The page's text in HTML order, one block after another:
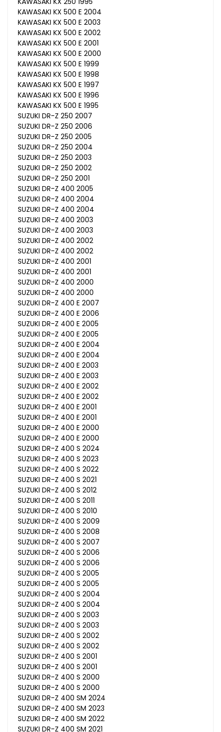
KAWASAKI KX 500 E 2004
KAWASAKI KX 500 E 2003
KAWASAKI KX 500 E 2002
KAWASAKI KX 500 E 2001
KAWASAKI KX 500 E 2000
KAWASAKI KX 500 E 1999
KAWASAKI KX 500 E 1998
KAWASAKI KX 500 E 1997
KAWASAKI KX 500 E 1996
KAWASAKI KX 500 E 1995
SUZUKI DR-Z 250 2007
SUZUKI DR-Z 250 2006
SUZUKI DR-Z 250 2005
SUZUKI DR-Z 250 2004
SUZUKI DR-Z 250 2003
SUZUKI DR-Z 250 2002
SUZUKI DR-Z 250 2001
SUZUKI DR-Z 400 2005
SUZUKI DR-Z 400 2004
SUZUKI DR-Z 400 2004
SUZUKI DR-Z 400 2003
SUZUKI DR-Z 400 2003
SUZUKI DR-Z 400 2002
SUZUKI DR-Z 400 2002
SUZUKI DR-Z 400 2001
SUZUKI DR-Z 400 2001
SUZUKI DR-Z 400 2000
SUZUKI DR-Z 400 2000
SUZUKI DR-Z 400 E 2007
SUZUKI DR-Z 400 E 2006
SUZUKI DR-Z 400 E 2005
SUZUKI DR-Z 400 E 2005
SUZUKI DR-Z 400 E 2004
SUZUKI DR-Z 400 E 2004
SUZUKI DR-Z 400 E 2003
SUZUKI DR-Z 400 E 2003
SUZUKI DR-Z 400 E 2002
SUZUKI DR-Z 400 E 2002
SUZUKI DR-Z 400 E 2001
SUZUKI DR-Z 400 E 2001
SUZUKI DR-Z 400 E 2000
SUZUKI DR-Z 400 E 2000
SUZUKI DR-Z 400 S 2024
SUZUKI DR-Z 400 S 2023
SUZUKI DR-Z 400 S 2022
SUZUKI DR-Z 400 S 2021
SUZUKI DR-Z 400 S 2012
SUZUKI DR-Z 400 S 2011
SUZUKI DR-Z 400 S 2010
SUZUKI DR-Z 400 S 2009
SUZUKI DR-Z 400 S 2008
SUZUKI DR-Z 400 S 2007
SUZUKI DR-Z 400 S 2006
SUZUKI DR-Z 400 S 2006
SUZUKI DR-Z 400 S 2005
SUZUKI DR-Z 400 S 2005
SUZUKI DR-Z 400 S 2004
SUZUKI DR-Z 400 S 2004
SUZUKI DR-Z 400 S 2003
SUZUKI DR-Z 400 S 2003
SUZUKI DR-Z 400 S 2002
SUZUKI DR-Z 400 S 2002
SUZUKI DR-Z 400 S 2001
SUZUKI DR-Z 400 S 2001
SUZUKI DR-Z 400 S 2000
SUZUKI DR-Z 400 S 2000
SUZUKI DR-Z 400 SM 2024
SUZUKI DR-Z 400 SM 2023
SUZUKI DR-Z 400 SM 2022
SUZUKI DR-Z 400 SM 2021